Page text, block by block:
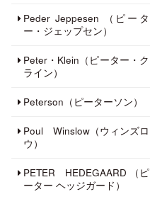
Peder Jeppesen （ピータ
ー・ジェップセン）
Peter・Klein（ピーター・ク
ライン）
Peterson（ピーターソン）
Poul Winslow（ウィンズロ
ウ）
PETER HEDEGAARD （ピ
ーター ヘッジガード）